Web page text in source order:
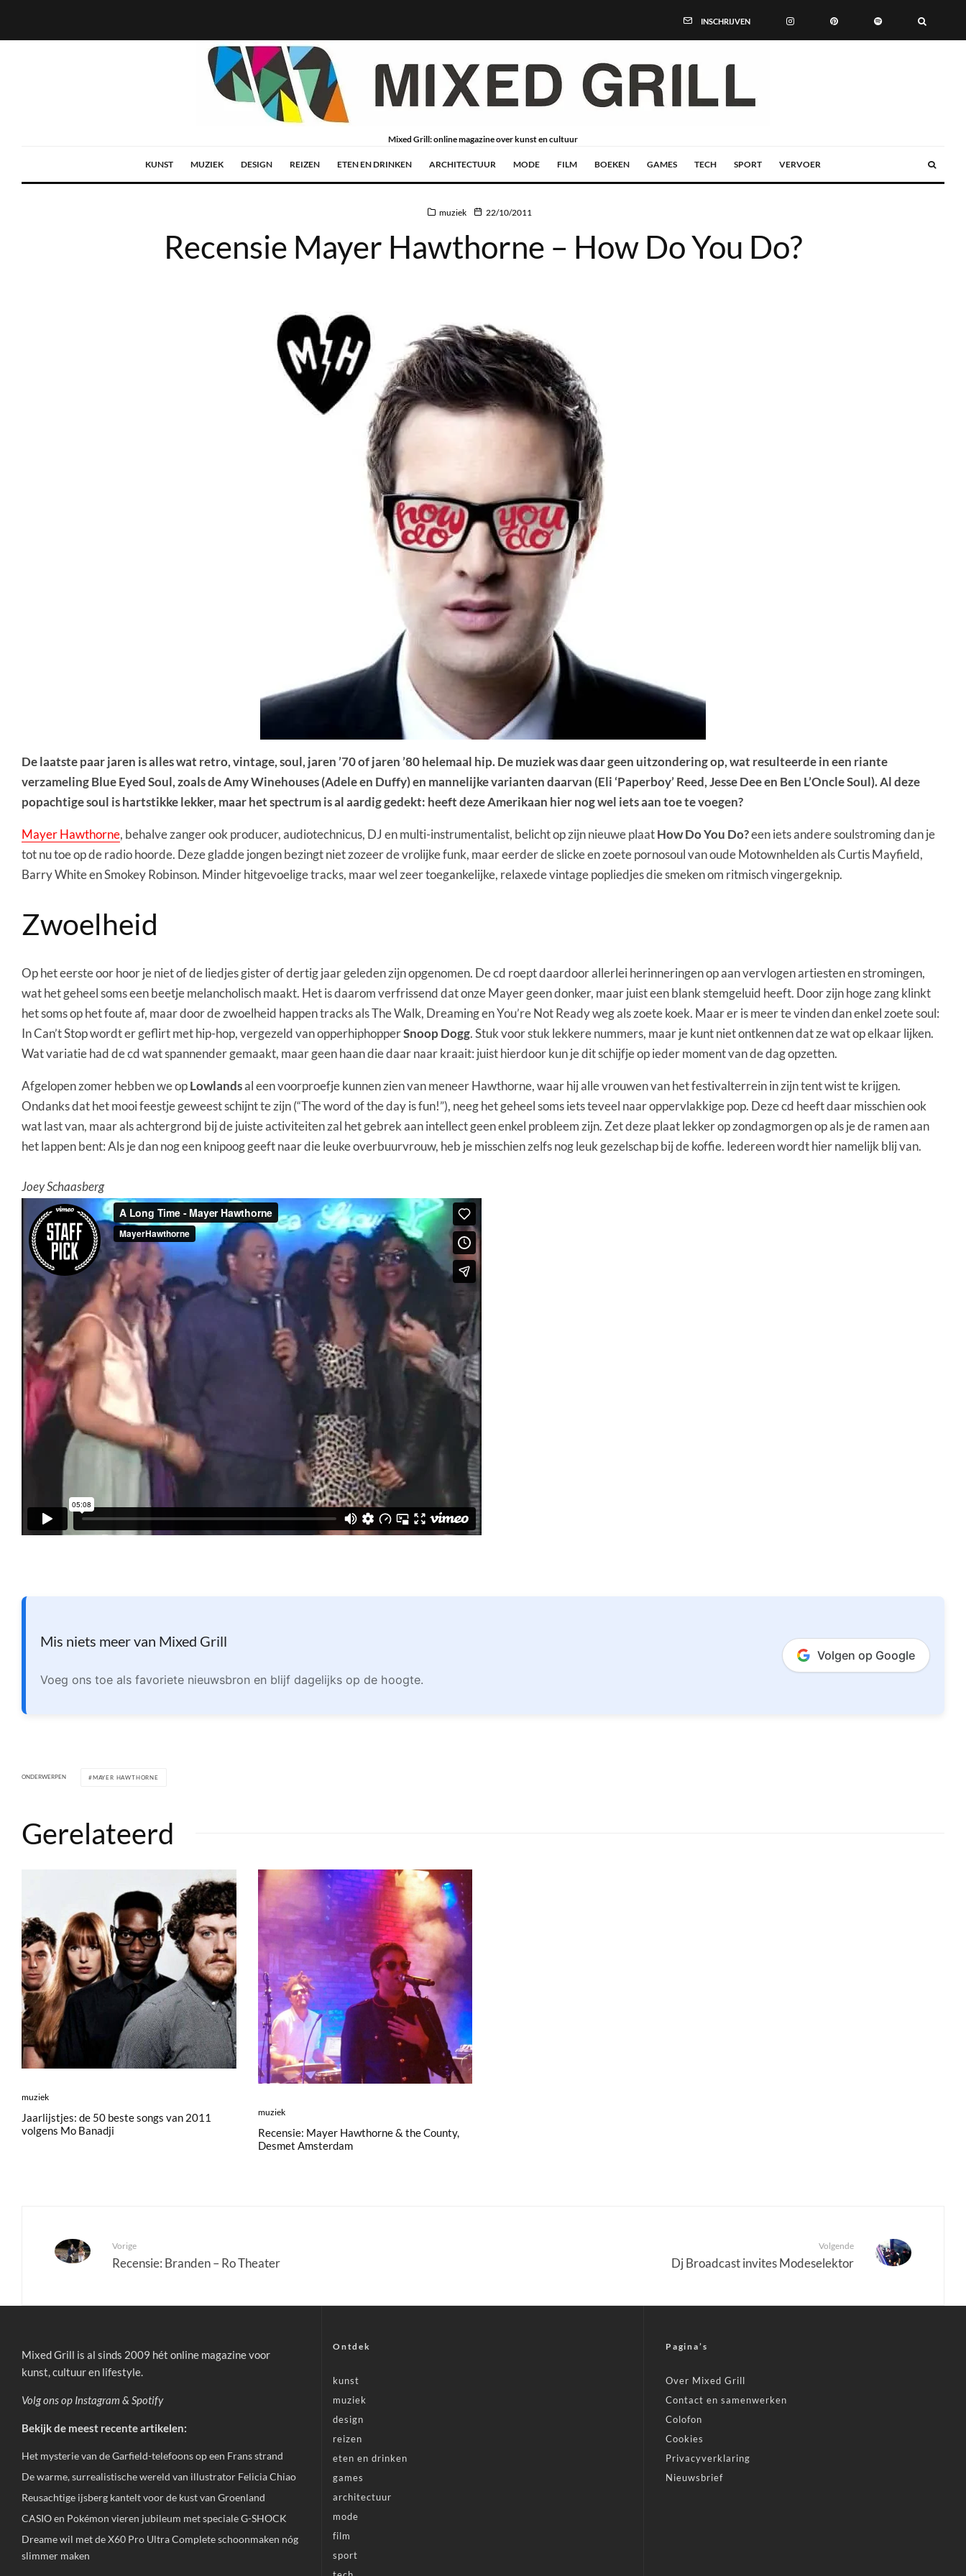
INSCHRIJVEN
Mixed Grill: online magazine over kunst en cultuur
KUNST MUZIEK DESIGN REIZEN ETEN EN DRINKEN ARCHITECTUUR MODE FILM BOEKEN GAMES TECH SPORT VERVOER
muziek 22/10/2011
Recensie Mayer Hawthorne – How Do You Do?
De laatste paar jaren is alles wat retro, vintage, soul, jaren ’70 of jaren ’80 helemaal hip. De muziek was daar geen uitzondering op, wat resulteerde in een riante
verzameling Blue Eyed Soul, zoals de Amy Winehouses (Adele en Duffy) en mannelijke varianten daarvan (Eli ‘Paperboy’ Reed, Jesse Dee en Ben L’Oncle Soul). Al deze
popachtige soul is hartstikke lekker, maar het spectrum is al aardig gedekt: heeft deze Amerikaan hier nog wel iets aan toe te voegen?
Mayer Hawthorne, behalve zanger ook producer, audiotechnicus, DJ en multi-instrumentalist, belicht op zijn nieuwe plaatHow Do You Do?een iets andere soulstroming dan je
tot nu toe op de radio hoorde. Deze gladde jongen bezingt niet zozeer de vrolijke funk, maar eerder de slicke en zoete pornosoul van oude Motownhelden als Curtis Mayfield,
Barry White en Smokey Robinson. Minder hitgevoelige tracks, maar wel zeer toegankelijke, relaxede vintage popliedjes die smeken om ritmisch vingergeknip.
Zwoelheid
Op het eerste oor hoor je niet of de liedjes gister of dertig jaar geleden zijn opgenomen. De cd roept daardoor allerlei herinneringen op aan vervlogen artiesten en stromingen,
wat het geheel soms een beetje melancholisch maakt. Het is daarom verfrissend dat onze Mayer geen donker, maar juist een blank stemgeluid heeft. Door zijn hoge zang klinkt
het soms op het foute af, maar door de zwoelheid happen tracks als The Walk, Dreaming en You’re Not Ready weg als zoete koek. Maar er is meer te vinden dan enkel zoete soul:
In Can’t Stop wordt er geflirt met hip-hop, vergezeld van opperhiphopperSnoop Dogg. Stuk voor stuk lekkere nummers, maar je kunt niet ontkennen dat ze wat op elkaar lijken.
Wat variatie had de cd wat spannender gemaakt, maar geen haan die daar naar kraait: juist hierdoor kun je dit schijfje op ieder moment van de dag opzetten.
Afgelopen zomer hebben we opLowlandsal een voorproefje kunnen zien van meneer Hawthorne, waar hij alle vrouwen van het festivalterrein in zijn tent wist te krijgen.
Ondanks dat het mooi feestje geweest schijnt te zijn (“The word of the day is fun!”), neeg het geheel soms iets teveel naar oppervlakkige pop. Deze cd heeft daar misschien ook
wat last van, maar als achtergrond bij de juiste activiteiten zal het gebrek aan intellect geen enkel probleem zijn. Zet deze plaat lekker op zondagmorgen op als je de ramen aan
het lappen bent: Als je dan nog een knipoog geeft naar die leuke overbuurvrouw, heb je misschien zelfs nog leuk gezelschap bij de koffie. Iedereen wordt hier namelijk blij van.
Joey Schaasberg
Mis niets meer van Mixed Grill
Voeg ons toe als favoriete nieuwsbron en blijf dagelijks op de hoogte.
Volgen op Google
ONDERWERPEN MAYER HAWTHORNE
Gerelateerd
muziek
Jaarlijstjes: de 50 beste songs van 2011
volgens Mo Banadji
muziek
Recensie: Mayer Hawthorne & the County,
Desmet Amsterdam
Vorige
Recensie: Branden – Ro Theater
Volgende
Dj Broadcast invites Modeselektor
Mixed Grill is al sinds 2009 hét online magazine voor
kunst, cultuur en lifestyle.
Volg ons op Instagram & Spotify
Bekijk de meest recente artikelen:
Het mysterie van de Garfield-telefoons op een Frans strand
De warme, surrealistische wereld van illustrator Felicia Chiao
Reusachtige ijsberg kantelt voor de kust van Groenland
CASIO en Pokémon vieren jubileum met speciale G-SHOCK
Dreame wil met de X60 Pro Ultra Complete schoonmaken nóg
slimmer maken
Ontdek
kunst
muziek
design
reizen
eten en drinken
games
architectuur
mode
film
sport
Pagina’s
Over Mixed Grill
Contact en samenwerken
Colofon
Cookies
Privacyverklaring
Nieuwsbrief